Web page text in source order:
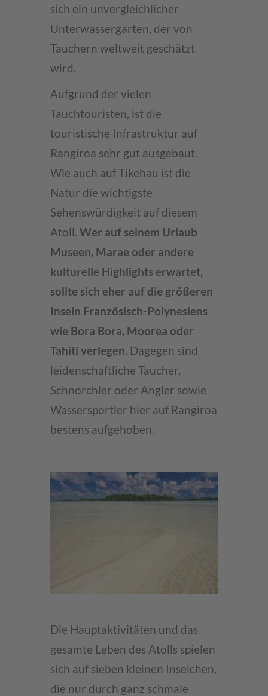
sich ein unvergleichlicher
Unterwassergarten, der von
Tauchern weltweit geschätzt
wird.
Aufgrund der vielen
Tauchtouristen, ist die
touristische Infrastruktur auf
Rangiroa sehr gut ausgebaut.
Wie auch auf Tikehau ist die
Natur die wichtigste
Sehenswürdigkeit auf diesem
Atoll. Wer auf seinem Urlaub
Museen, Marae oder andere
kulturelle Highlights erwartet,
sollte sich eher auf die größeren
Inseln Französisch-Polynesiens
wie Bora Bora, Moorea oder
Tahiti verlegen. Dagegen sind
leidenschaftliche Taucher,
Schnorchler oder Angler sowie
Wassersportler hier auf Rangiroa
bestens aufgehoben.
Die Hauptaktivitäten und das
gesamte Leben des Atolls spielen
sich auf sieben kleinen Inselchen,
die nur durch ganz schmale